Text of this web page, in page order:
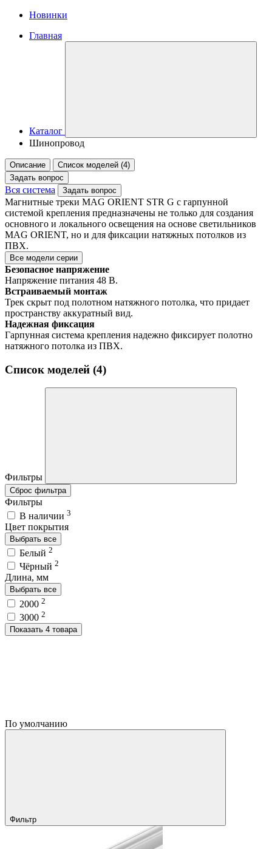
Новинки
Главная
Каталог
Шинопровод
Описание
Список моделей (4)
Задать вопрос
Вся система Задать вопрос
Магнитные треки MAG ORIENT STR G с гарпунной
системой крепления предназначены не только для создания
основного и локального освещения на основе светильников
MAG ORIENT, но и для фиксации натяжных потолков из
ПВХ.
Все модели серии
Безопасное напряжение
Напряжение питания 48 В.
Встраиваемый монтаж
Трек скрыт под полотном натяжного потолка, что придает
пространству аккуратный вид.
Надежная фиксация
Гарпунная система крепления надежно фиксирует полотно
натяжного потолка из ПВХ.
Список моделей (4)
Фильтры
Сброс фильтра
Фильтры
В наличии 3
Цвет покрытия
Выбрать все
Белый 2
Чёрный 2
Длина, мм
Выбрать все
2000 2
3000 2
Показать 4 товара
По умолчанию
Фильтр